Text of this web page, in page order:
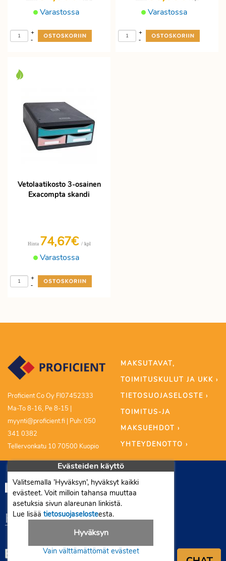
Varastossa
-
+
Varastossa
-
+
Vetolaatikosto 3-osainen
Exacompta skandi
Varastossa
Hinta 74,67€ / kpl
-
+
Proficient Co Oy FI07452333
Ma-To 8-16, Pe 8-15 |
myynti@proficient.fi | Puh: 050
341 0382
Tellervonkatu 10 70500 Kuopio
MAKSUTAVAT,
TOIMITUSKULUT JA UKK ›
TIETOSUOJASELOSTE ›
TOIMITUS-JA
MAKSUEHDOT ›
YHTEYDENOTTO ›
Evästeiden käyttö
Valitsemalla ’Hyväksyn’, hyväksyt kaikki
evästeet. Voit milloin tahansa muuttaa
asetuksia sivun alareunan linkistä.
Lue lisää tietosuojaselosteesta.
Hyväksyn
Vain välttämättömät evästeet